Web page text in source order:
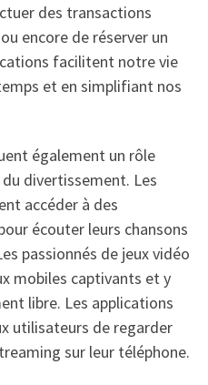
des transactions
encore de réserver un
facilitent notre vie
et en simplifiant nos
également un rôle
divertissement. Les
accéder à des
écouter leurs chansons
passionnés de jeux vidéo
mobiles captivants et y
libre. Les applications
utilisateurs de regarder
sur leur téléphone.